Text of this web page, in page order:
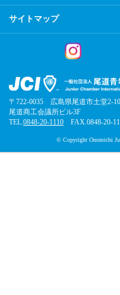
サイトマップ
〒722-0035 広島県尾道市土堂2-
尾道商工会議所ビル3F
TEL.0848-20-1110 FAX.0848-20-
© Copyright Onomichi